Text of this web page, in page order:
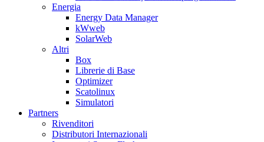
Energia
Energy Data Manager
kWweb
SolarWeb
Altri
Box
Librerie di Base
Optimizer
Scatolinux
Simulatori
Partners
Rivenditori
Distributori Internazionali